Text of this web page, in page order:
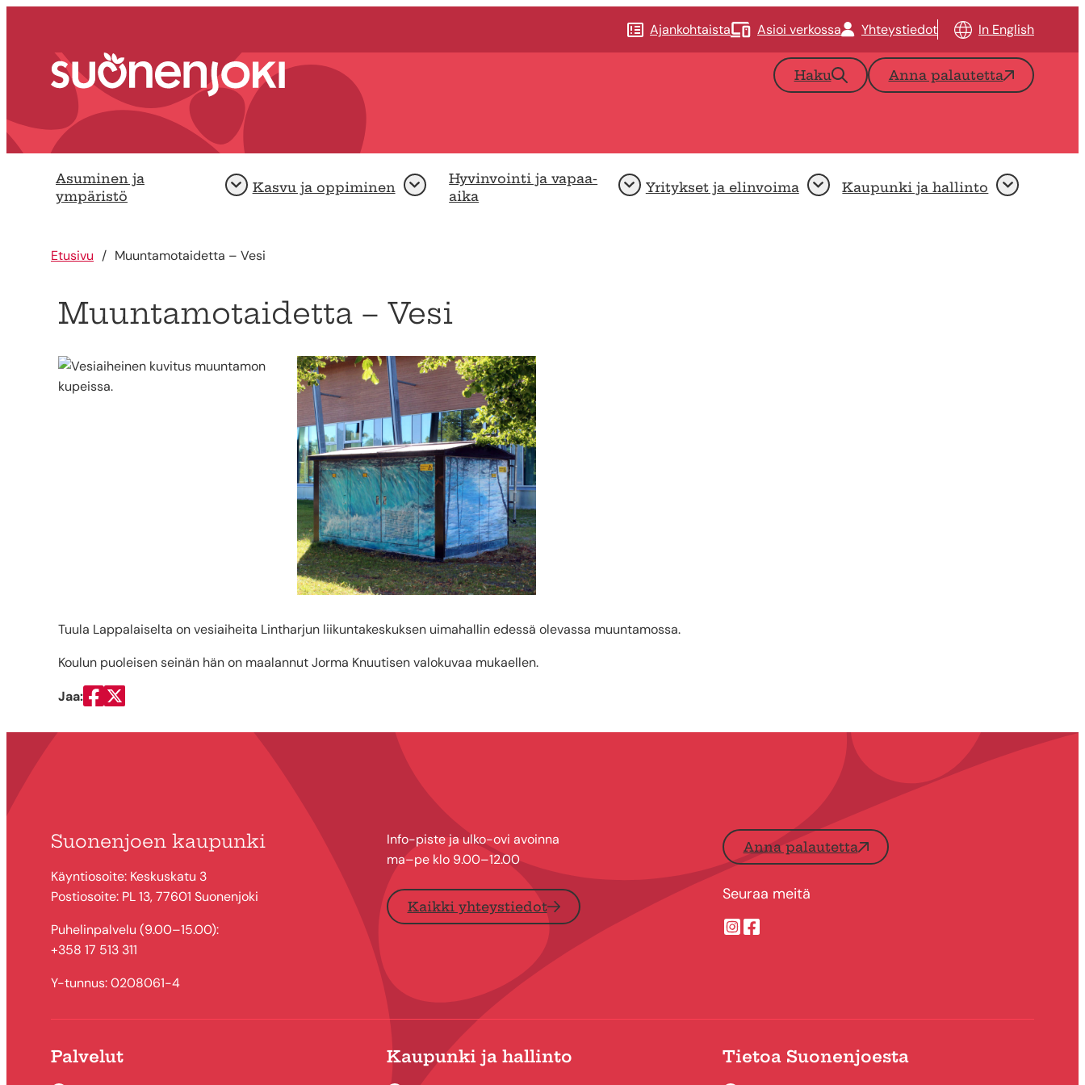
Ajankohtaista
Asioi verkossa Yhteystiedot In English
Etusivu
Haku Anna palautetta
Asuminen ja
ympäristö
AvaaKasvu ja oppiminen Avaa
Hyvinvointi ja vapaa-
aika
AvaaYritykset ja elinvoima AvaaKaupunki ja hallinto Avaa
Etusivu Muuntamotaidetta – Vesi
Muuntamotaidetta – Vesi
Tuula Lappalaiselta on vesiaiheita Lintharjun liikuntakeskuksen uimahallin edessä olevassa muuntamossa.
Koulun puoleisen seinän hän on maalannut Jorma Knuutisen valokuvaa mukaellen.
Jaa:
Jaa Facebookissa
Jaa Twitterissä
Suonenjoen kaupunki
Käyntiosoite: Keskuskatu 3
Postiosoite: PL 13, 77601 Suonenjoki
Puhelinpalvelu (9.00–15.00):
+358 17 513 311
Y-tunnus: 0208061-4
Info-piste ja ulko-ovi avoinna
ma–pe klo 9.00–12.00
Kaikki yhteystiedot
Anna palautetta
Seuraa meitä
Suonenjoen kaupungin Instragram
Suonenjoen kaupungin Facebook
Palvelut Kaupunki ja hallinto Tietoa Suonenjoesta